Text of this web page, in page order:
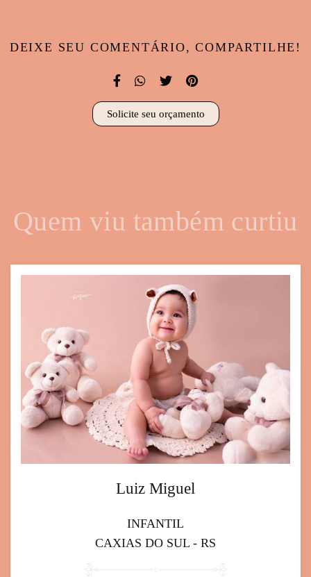
DEIXE SEU COMENTÁRIO, COMPARTILHE!
Solicite seu orçamento
Quem viu também curtiu
Luiz Miguel
INFANTIL
CAXIAS DO SUL - RS